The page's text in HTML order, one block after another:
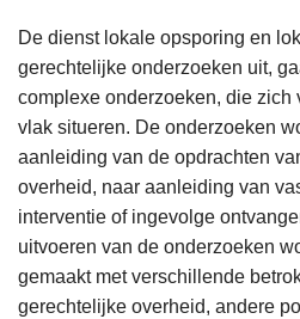
De dienst lokale opsporing en
gerechtelijke onderzoeken uit,
complexe onderzoeken, die zich
vlak situeren. De onderzoeken
aanleiding van de opdrachten
overheid, naar aanleiding van
interventie of ingevolge
uitvoeren van de onderzoeken
gemaakt met verschillende
gerechtelijke overheid, andere